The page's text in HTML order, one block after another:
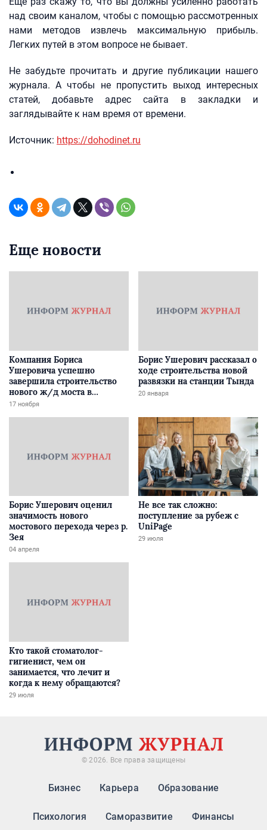
над своим каналом, чтобы с помощью рассмотренных
нами методов извлечь максимальную прибыль.
Легких путей в этом вопросе не бывает.
Не забудьте прочитать и другие публикации нашего
журнала. А чтобы не пропустить выход интересных
статей, добавьте адрес сайта в закладки и
заглядывайте к нам время от времени.
Источник: https://dohodinet.ru
Еще новости
Компания Бориса
Ушеровича успешно
завершила строительство
нового ж/д моста в
Забайкалье
17 ноября
Борис Ушерович рассказал о
ходе строительства новой
развязки на станции Тында
20 января
Борис Ушерович оценил
значимость нового
мостового перехода через р.
Зея
04 апреля
Не все так сложно:
поступление за рубеж с
UniPage
29 июля
Кто такой стоматолог-
гигиенист, чем он
занимается, что лечит и
когда к нему обращаются?
29 июля
© 2026. Все права защищены
Бизнес Карьера Образование
Психология Саморазвитие Финансы